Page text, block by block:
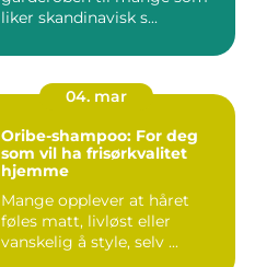
liker skandinavisk s...
04. mar
Oribe-shampoo: For deg
som vil ha frisørkvalitet
hjemme
Mange opplever at håret
føles matt, livløst eller
vanskelig å style, selv ...